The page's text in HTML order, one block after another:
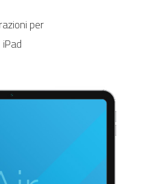
per
iPad